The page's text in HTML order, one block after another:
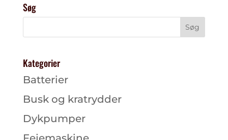
Søg
Kategorier
Batterier
Busk og kratrydder
Dykpumper